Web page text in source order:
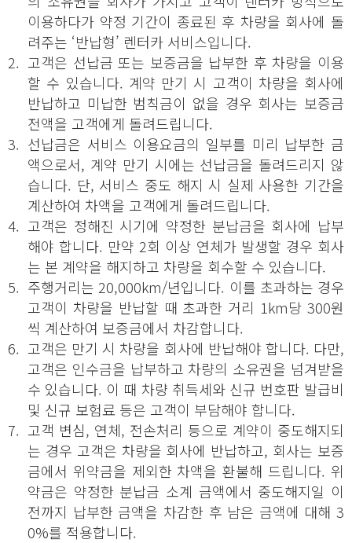
이용하다가 약정 기간이 종료된 후 차량을 회사에 돌
려주는 ‘반납형’ 렌터카 서비스입니다.
2. 고객은 선납금 또는 보증금을 납부한 후 차량을 이용
할 수 있습니다. 계약 만기 시 고객이 차량을 회사에
반납하고 미납한 범칙금이 없을 경우 회사는 보증금
전액을 고객에게 돌려드립니다.
3. 선납금은 서비스 이용요금의 일부를 미리 납부한 금
액으로서, 계약 만기 시에는 선납금을 돌려드리지 않
습니다. 단, 서비스 중도 해지 시 실제 사용한 기간을
계산하여 차액을 고객에게 돌려드립니다.
4. 고객은 정해진 시기에 약정한 분납금을 회사에 납부
해야 합니다. 만약 2회 이상 연체가 발생할 경우 회사
는 본 계약을 해지하고 차량을 회수할 수 있습니다.
5. 주행거리는 20,000km/년입니다. 이를 초과하는 경우
고객이 차량을 반납할 때 초과한 거리 1km당 300원
씩 계산하여 보증금에서 차감합니다.
6. 고객은 만기 시 차량을 회사에 반납해야 합니다. 다만,
고객은 인수금을 납부하고 차량의 소유권을 넘겨받을
수 있습니다. 이 때 차량 취득세와 신규 번호판 발급비
및 신규 보험료 등은 고객이 부담해야 합니다.
7. 고객 변심, 연체, 전손처리 등으로 계약이 중도해지되
는 경우 고객은 차량을 회사에 반납하고, 회사는 보증
금에서 위약금을 제외한 차액을 환불해 드립니다. 위
약금은 약정한 분납금 소계 금액에서 중도해지일 이
전까지 납부한 금액을 차감한 후 남은 금액에 대해 3
0%를 적용합니다.